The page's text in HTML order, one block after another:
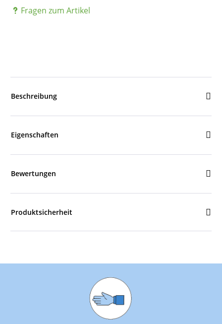
Fragen zum Artikel
Beschreibung
Eigenschaften
Bewertungen
Produktsicherheit